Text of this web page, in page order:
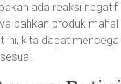
ada reaksi
bahkan produk
ini, kita dapat